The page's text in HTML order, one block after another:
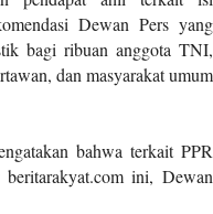
Dewan Pers yang
bagi ribuan anggota TNI,
dan masyarakat umum
bahwa terkait PPR
ini, Dewan